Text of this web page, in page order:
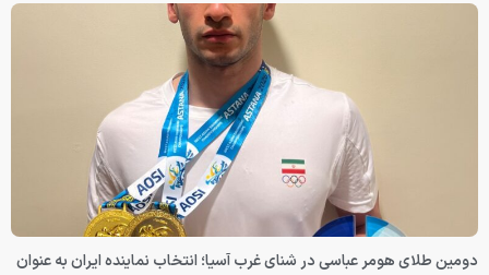
دومین طلای هومر عباسی در شنای غرب آسیا؛ انتخاب نماینده ایران به عنوان